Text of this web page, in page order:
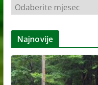
r
h
v
e
Najnovije